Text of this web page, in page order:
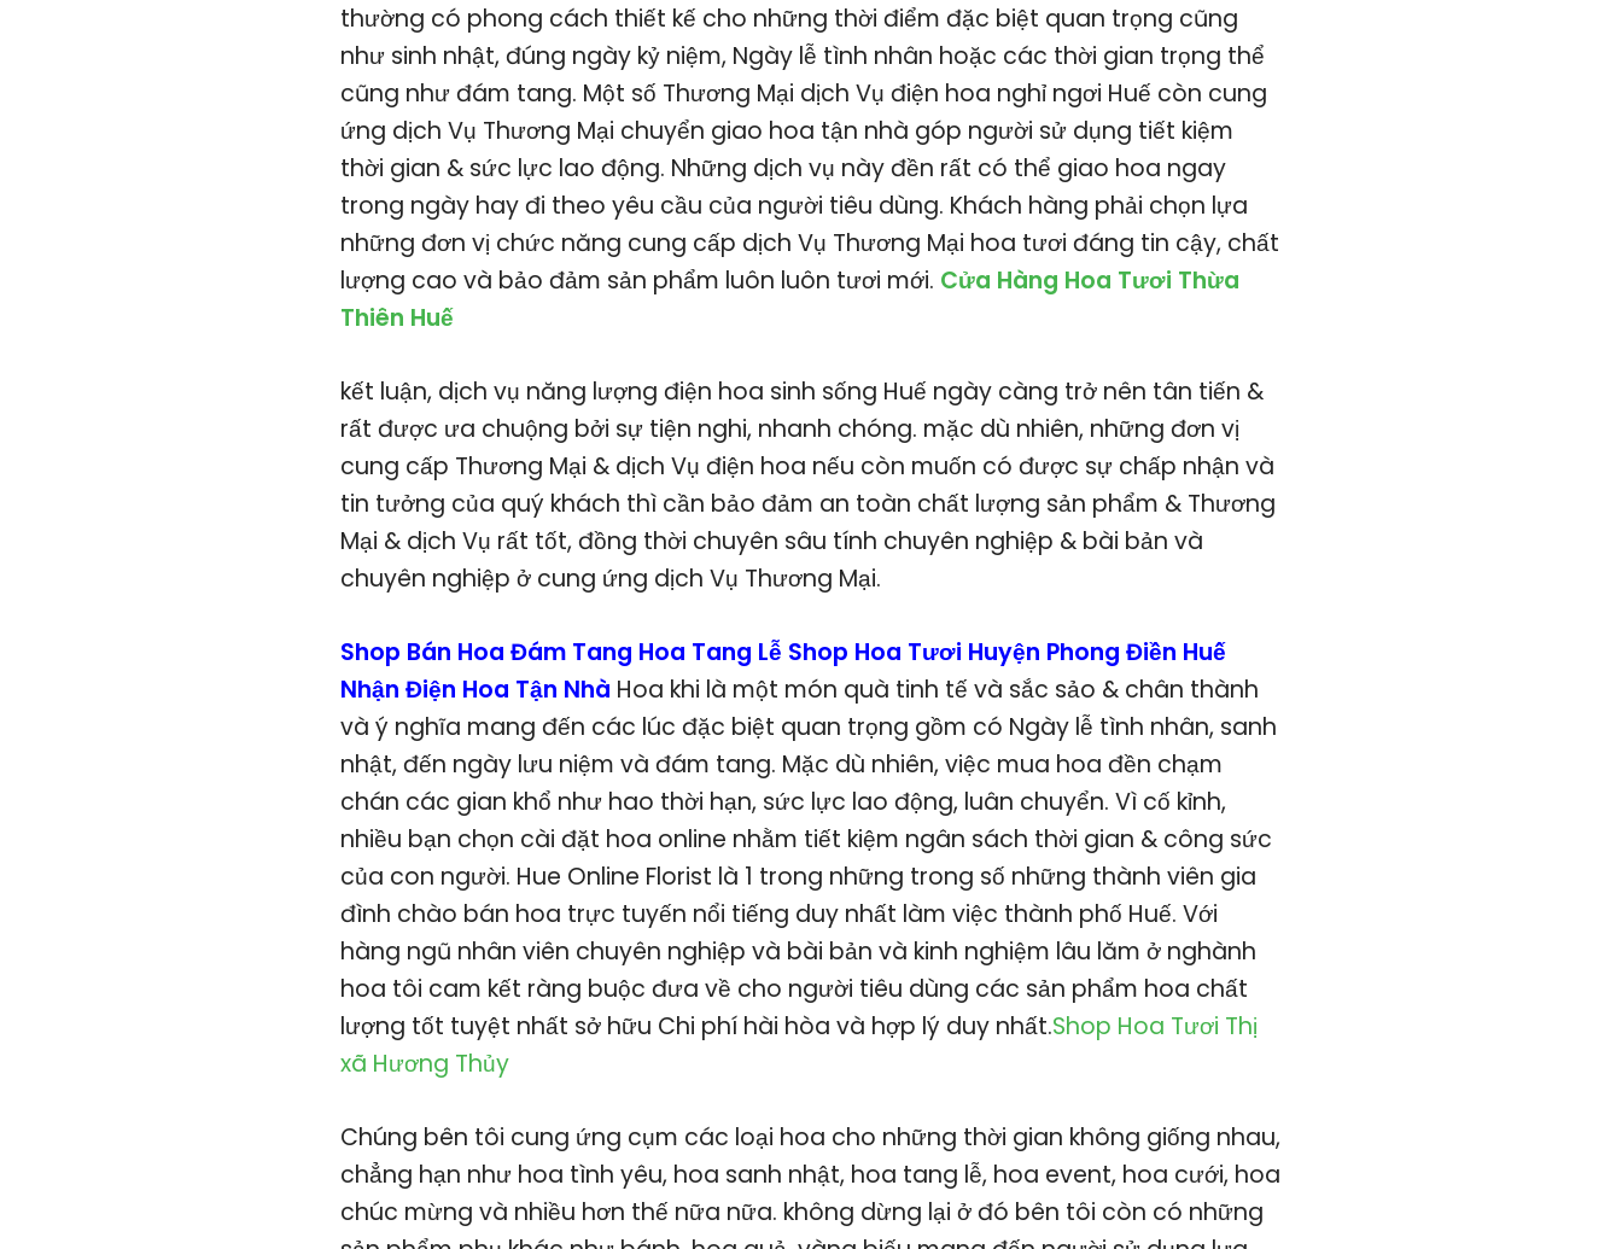
thường có phong cách thiết kế cho những thời điểm đặc biệt quan trọng cũng
như sinh nhật, đúng ngày kỷ niệm, Ngày lễ tình nhân hoặc các thời gian trọng thể
cũng như đám tang. Một số Thương Mại dịch Vụ điện hoa nghỉ ngơi Huế còn cung
ứng dịch Vụ Thương Mại chuyển giao hoa tận nhà góp người sử dụng tiết kiệm
thời gian & sức lực lao động. Những dịch vụ này đền rất có thể giao hoa ngay
trong ngày hay đi theo yêu cầu của người tiêu dùng. Khách hàng phải chọn lựa
những đơn vị chức năng cung cấp dịch Vụ Thương Mại hoa tươi đáng tin cậy, chất
lượng cao và bảo đảm sản phẩm luôn luôn tươi mới. Cửa Hàng Hoa Tươi Thừa
Thiên Huế
kết luận, dịch vụ năng lượng điện hoa sinh sống Huế ngày càng trở nên tân tiến &
rất được ưa chuộng bởi sự tiện nghi, nhanh chóng. mặc dù nhiên, những đơn vị
cung cấp Thương Mại & dịch Vụ điện hoa nếu còn muốn có được sự chấp nhận và
tin tưởng của quý khách thì cần bảo đảm an toàn chất lượng sản phẩm & Thương
Mại & dịch Vụ rất tốt, đồng thời chuyên sâu tính chuyên nghiệp & bài bản và
chuyên nghiệp ở cung ứng dịch Vụ Thương Mại.
Shop Bán Hoa Đám Tang Hoa Tang Lễ Shop Hoa Tươi Huyện Phong Điền Huế
Nhận Điện Hoa Tận Nhà Hoa khi là một món quà tinh tế và sắc sảo & chân thành
và ý nghĩa mang đến các lúc đặc biệt quan trọng gồm có Ngày lễ tình nhân, sanh
nhật, đến ngày lưu niệm và đám tang. Mặc dù nhiên, việc mua hoa đền chạm
chán các gian khổ như hao thời hạn, sức lực lao động, luân chuyển. Vì cố kỉnh,
nhiều bạn chọn cài đặt hoa online nhằm tiết kiệm ngân sách thời gian & công sức
của con người. Hue Online Florist là 1 trong những trong số những thành viên gia
đình chào bán hoa trực tuyến nổi tiếng duy nhất làm việc thành phố Huế. Với
hàng ngũ nhân viên chuyên nghiệp và bài bản và kinh nghiệm lâu lăm ở nghành
hoa tôi cam kết ràng buộc đưa về cho người tiêu dùng các sản phẩm hoa chất
lượng tốt tuyệt nhất sở hữu Chi phí hài hòa và hợp lý duy nhất.Shop Hoa Tươi Thị
xã Hương Thủy
Chúng bên tôi cung ứng cụm các loại hoa cho những thời gian không giống nhau,
chẳng hạn như hoa tình yêu, hoa sanh nhật, hoa tang lễ, hoa event, hoa cưới, hoa
chúc mừng và nhiều hơn thế nữa nữa. không dừng lại ở đó bên tôi còn có những